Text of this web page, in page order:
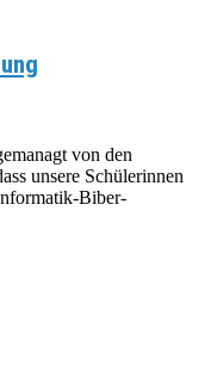
von den
unsere Schülerinnen
Biber-